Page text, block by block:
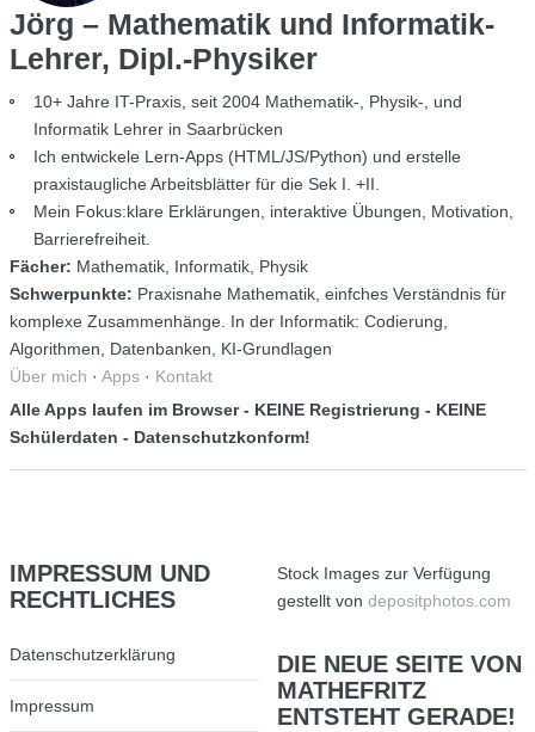
Jörg – Mathematik und Informatik-
Lehrer, Dipl.-Physiker
10+ Jahre IT-Praxis, seit 2004 Mathematik-, Physik-, und
Informatik Lehrer in Saarbrücken
Ich entwickele Lern-Apps (HTML/JS/Python) und erstelle
praxistaugliche Arbeitsblätter für die Sek I. +II.
Mein Fokus:klare Erklärungen, interaktive Übungen, Motivation,
Barrierefreiheit.
Fächer: Mathematik, Informatik, Physik
Schwerpunkte: Praxisnahe Mathematik, einfches Verständnis für
komplexe Zusammenhänge. In der Informatik: Codierung,
Algorithmen, Datenbanken, KI-Grundlagen
Über mich · Apps· Kontakt
Alle Apps laufen im Browser - KEINE Registrierung - KEINE
Schülerdaten - Datenschutzkonform!
IMPRESSUM UND
RECHTLICHES
Datenschutzerklärung
Impressum
Stock Images zur Verfügung
gestellt von depositphotos.com
DIENEUE SEITE VON
MATHEFRITZ
ENTSTEHT GERADE!